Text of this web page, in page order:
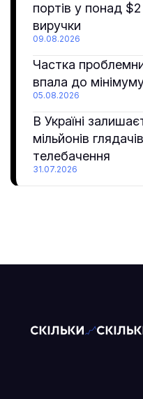
портів у понад
виручки
09.08.2026
Частка
впала до
05.08.2026
В Україні
мільйонів
телебачення
31.07.2026